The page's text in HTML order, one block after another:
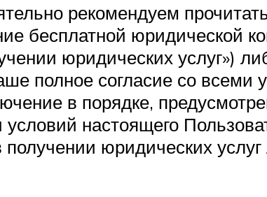
рекомендуем
бесплатной юридической
юридических услуг»)
полное согласие со всеми
в порядке,
настоящего
получении юридических